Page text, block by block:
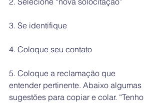
3. Se ⁠identifique
4. ⁠Coloque seu contato
5. ⁠Coloque a reclamação que
entender pertinente. Abaixo algumas
sugestões para copiar e colar. “Tenho